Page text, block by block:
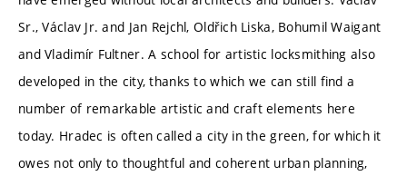
Sr., Václav Jr. and Jan Rejchl, Oldřich Liska, Bohumil Waigant
and Vladimír Fultner. A school for artistic locksmithing also
developed in the city, thanks to which we can still find a
number of remarkable artistic and craft elements here
today. Hradec is often called a city in the green, for which it
owes not only to thoughtful and coherent urban planning,